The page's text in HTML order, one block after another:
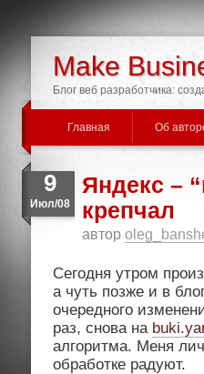
Make
Блог веб разработчика:
Главная Об
9
Июл/08
Яндекс –
крепчал
автор
Сегодня утром
а чуть позже и в
очередного
раз, снова на
алгоритма. Меня
обработке радуют.